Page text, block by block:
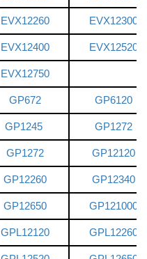
EVX12260 EVX12300
EVX12400 EVX12520
EVX12750
GP672 GP6120
GP1245 GP1272
GP1272 GP12120
GP12260 GP12340
GP12650 GP121000
GPL12120 GPL12260